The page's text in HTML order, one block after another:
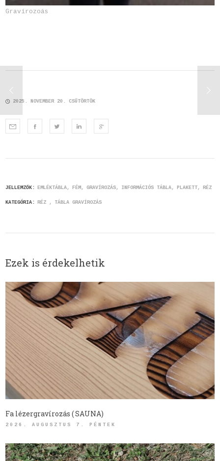
Gravírozoás
2025. NOVEMBER 20. CSÜTÖRTÖK
JELLEMZŐK: EMLÉKTÁBLA FÉM GRAVÍROZÁS INFORMÁCIÓS TÁBLA PLAKETT RÉZ
KATEGÓRIA: RÉZ TÁBLA GRAVÍROZÁS
Ezek is érdekelhetik
Fa lézergravírozás ( SAUNA)
2026. AUGUSZTUS 7. PÉNTEK